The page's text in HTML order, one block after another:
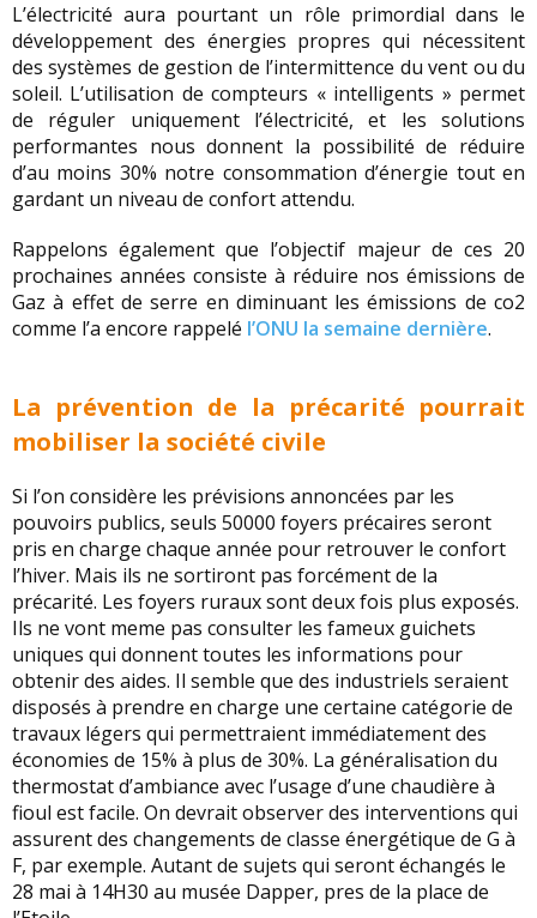
L’électricité aura pourtant un rôle primordial dans le
développement des énergies propres qui nécessitent
des systèmes de gestion de l’intermittence du vent ou du
soleil. L’utilisation de compteurs « intelligents » permet
de réguler uniquement l’électricité, et les solutions
performantes nous donnent la possibilité de réduire
d’au moins 30% notre consommation d’énergie tout en
gardant un niveau de confort attendu.
Rappelons également que l’objectif majeur de ces 20
prochaines années consiste à réduire nos émissions de
Gaz à effet de serre en diminuant les émissions de co2
comme l’a encore rappelé l’ONU la semaine dernière.
La prévention de la précarité pourrait
mobiliser la société civile
Si l’on considère les prévisions annoncées par les
pouvoirs publics, seuls 50000 foyers précaires seront
pris en charge chaque année pour retrouver le confort
l’hiver. Mais ils ne sortiront pas forcément de la
précarité. Les foyers ruraux sont deux fois plus exposés.
Ils ne vont meme pas consulter les fameux guichets
uniques qui donnent toutes les informations pour
obtenir des aides. Il semble que des industriels seraient
disposés à prendre en charge une certaine catégorie de
travaux légers qui permettraient immédiatement des
économies de 15% à plus de 30%. La généralisation du
thermostat d’ambiance avec l’usage d’une chaudière à
fioul est facile. On devrait observer des interventions qui
assurent des changements de classe énergétique de G à
F, par exemple. Autant de sujets qui seront échangés le
28 mai à 14H30 au musée Dapper, pres de la place de